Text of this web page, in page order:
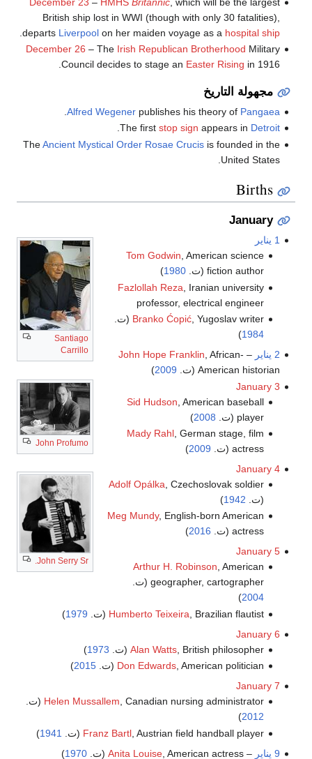
British ship lost in WWI (though with only 30 fatalities),
departs Liverpoolon her maiden voyage as a hospital ship
December 26 – The Irish Republican Brotherhood Military
Council decides to stage an Easter Rising in 1916.
مجهولة التاريخ
Alfred Wegenerpublishes his theory of Pangaea
The first stop sign appears in Detroit
TheAncient Mystical Order Rosae Crucisis founded in the
United States.
Births
January
Santiago
Carrillo
John Profumo
John Serry Sr.
1 يناير
Tom Godwin, American science
fiction author (ت.
1980
)
Fazlollah Reza , Iranian university
professor, electrical engineer
Branko Ćopić , Yugoslav writer (ت.
1984
)
2 يناير
–
John Hope Franklin , African-
American historian (ت.
2009
)
January 3
Sid Hudson , American baseball
player (ت.
2008
)
Mady Rahl , German stage, film
actress (ت.
2009
)
January 4
Adolf Opálka , Czechoslovak soldier
(ت. 1942
)
Meg Mundy, English-born American
actress (ت.
2016
)
January 5
Arthur H. Robinson, American
geographer, cartographer (ت.
2004
)
Humberto Teixeira , Brazilian flautist (ت. 1979
)
January 6
Alan Watts , British philosopher (ت. 1973
)
Don Edwards , American politician (ت. 2015
)
January 7
Helen Mussallem , Canadian nursing administrator (ت.
2012
)
Franz Bartl , Austrian field handball player (ت. 1941
)
9 يناير
–
Anita Louise, American actress (ت. 1970
)